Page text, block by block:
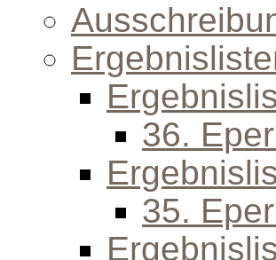
36.
35.